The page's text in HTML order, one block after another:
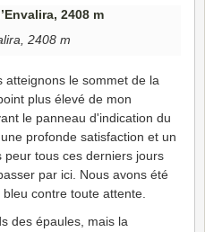
2408 m
atteignons le sommet de la
plus élevé de mon
le panneau d'indication du
profonde satisfaction et un
tous ces derniers jours
par ici. Nous avons été
contre toute attente.
des épaules, mais la